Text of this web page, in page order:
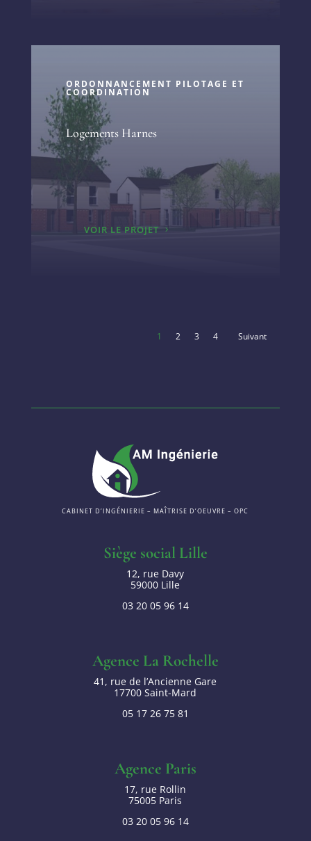
ORDONNANCEMENT PILOTAGE ET
COORDINATION
Logements Harnes
VOIR LE PROJET
1 2 3 4
CABINET D’INGÉNIERIE – MAÎTRISE D’OEUVRE – OPC
Siège social Lille
12, rue Davy
59000 Lille
03 20 05 96 14
Agence La Rochelle
41, rue de l’Ancienne Gare
17700 Saint-Mard
05 17 26 75 81
Agence Paris
17, rue Rollin
75005 Paris
03 20 05 96 14